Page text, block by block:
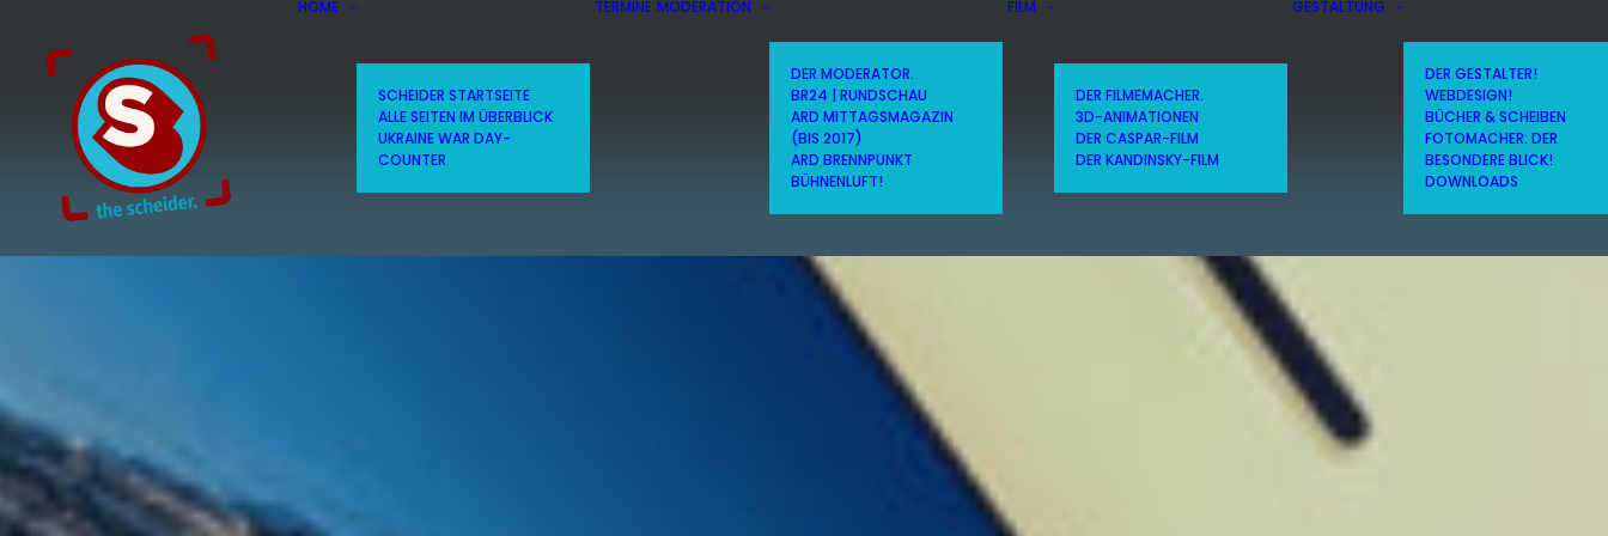
HOME
SCHEIDER STARTSEITE
ALLE SEITEN IM ÜBERBLICK
UKRAINE WAR DAY-
COUNTER
TERMINE MODERATION
DER MODERATOR.
BR24 | RUNDSCHAU
ARD MITTAGSMAGAZIN
(BIS 2017)
ARD BRENNPUNKT
BÜHNENLUFT!
FILM
DER FILMEMACHER.
3D-ANIMATIONEN
DER CASPAR-FILM
DER KANDINSKY-FILM
GESTALTUNG
DER GESTALTER!
WEBDESIGN!
BÜCHER & SCHEIBEN
FOTOMACHER: DER
BESONDERE BLICK!
DOWNLOADS